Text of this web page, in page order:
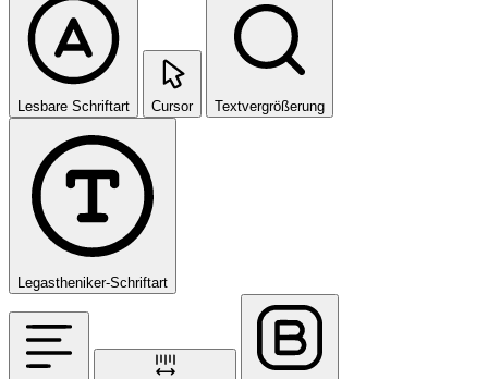
Lesbare Schriftart Cursor Textvergrößerung
Legastheniker-Schriftart